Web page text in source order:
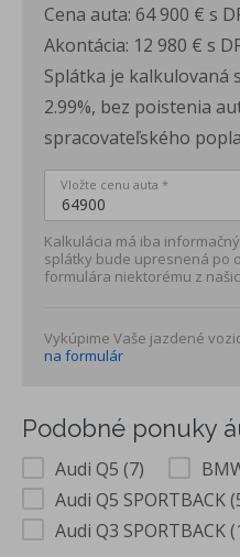
Cena auta: 64 900 € s
Akontácia: 12 980 € s
Splátka je kalkulovaná
2.99%, bez poistenia
spracovateľského
Vložte cenu auta *
Kalkulácia má iba
splátky bude upresnená po
formulára niektorému z
Vykúpime Vaše jazdené
na formulár
Podobné ponuky
Audi Q5 (7)
Audi Q5 SPORTBACK
Audi Q3 SPORTBACK